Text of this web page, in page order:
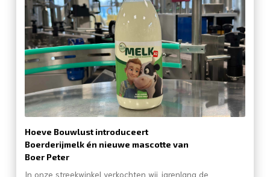
Hoeve Bouwlust introduceert
Boerderijmelk én nieuwe mascotte van
Boer Peter
In onze streekwinkel verkochten wij jarenlang de